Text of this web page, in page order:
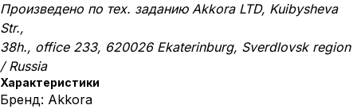
Произведено по тех. заданию Akkora LTD, Kuibysheva
Str.,
38h., office 233, 620026 Ekaterinburg, Sverdlovsk region
/ Russia
Характеристики
Бренд: Akkora